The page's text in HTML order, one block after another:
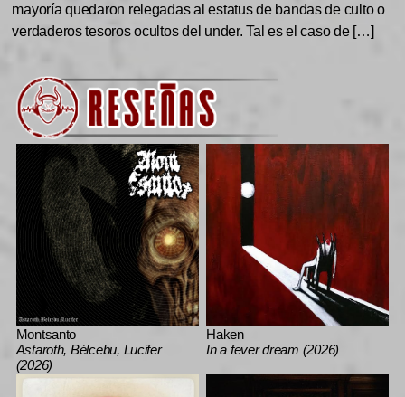
mayoría quedaron relegadas al estatus de bandas de culto o
verdaderos tesoros ocultos del under. Tal es el caso de […]
Montsanto
Astaroth, Bélcebu, Lucifer
(2026)
Haken
In a fever dream (2026)